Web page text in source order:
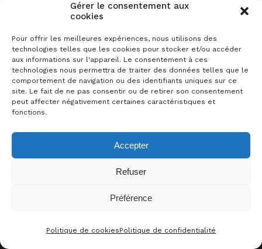
Gérer le consentement aux
cookies
Pour offrir les meilleures expériences, nous utilisons des
technologies telles que les cookies pour stocker et/ou accéder
aux informations sur l'appareil. Le consentement à ces
technologies nous permettra de traiter des données telles que le
comportement de navigation ou des identifiants uniques sur ce
site. Le fait de ne pas consentir ou de retirer son consentement
peut affecter négativement certaines caractéristiques et
fonctions.
Accepter
Refuser
Préférence
Politique de cookiesPolitique de confidentialité
59 nord saint-andré-lez-lille le 24/03/2026
Soirée Jeux de Société @ La Friche – 24
mars 2026
CONTACT